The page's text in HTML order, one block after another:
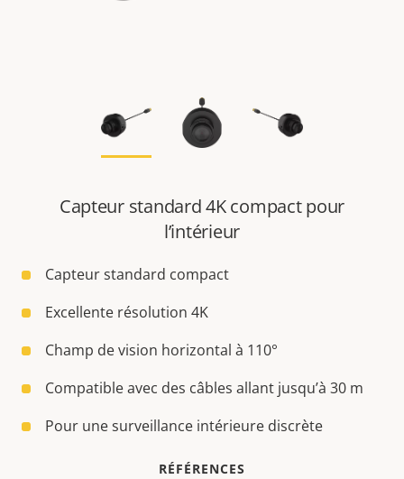
Capteur standard 4K compact pour
l’intérieur
Capteur standard compact
Excellente résolution 4K
Champ de vision horizontal à 110°
Compatible avec des câbles allant jusqu’à 30 m
Pour une surveillance intérieure discrète
RÉFÉRENCES